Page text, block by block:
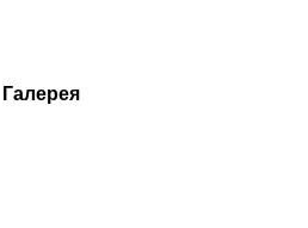
Галерея